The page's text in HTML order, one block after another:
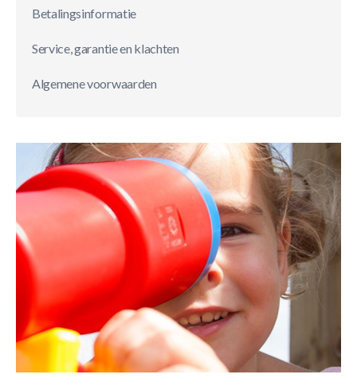
Betalingsinformatie
Service, garantie en klachten
Algemene voorwaarden